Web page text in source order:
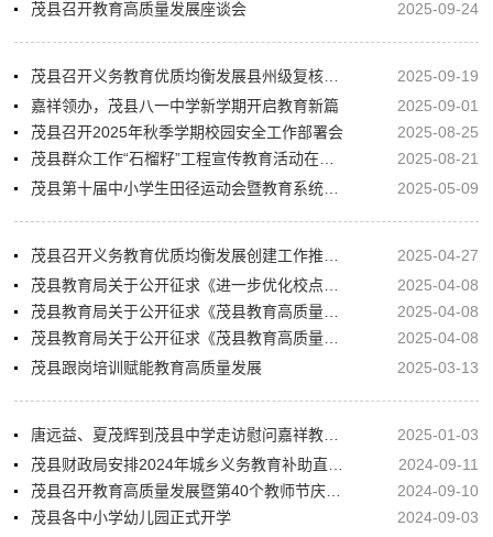
茂县召开教育高质量发展座谈会
2025-09-24
2025-09-19
嘉祥领办，茂县八一中学新学期开启教育新篇
2025-09-01
茂县召开2025年秋季学期校园安全工作部署会
2025-08-25
2025-08-21
2025-05-09
2025-04-27
2025-04-08
2025-04-08
2025-04-08
茂县跟岗培训赋能教育高质量发展
2025-03-13
2025-01-03
2024-09-11
2024-09-10
茂县各中小学幼儿园正式开学
2024-09-03